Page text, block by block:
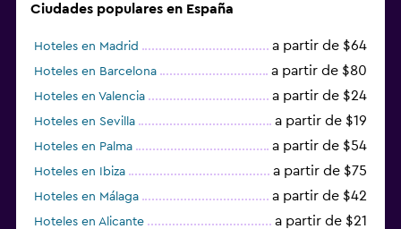
Ciudades populares en España
Hoteles en Madrid a partir de $64
Hoteles en Barcelona a partir de $80
Hoteles en Valencia a partir de $24
Hoteles en Sevilla a partir de $19
Hoteles en Palma a partir de $54
Hoteles en Ibiza a partir de $75
Hoteles en Málaga a partir de $42
Hoteles en Alicante a partir de $21